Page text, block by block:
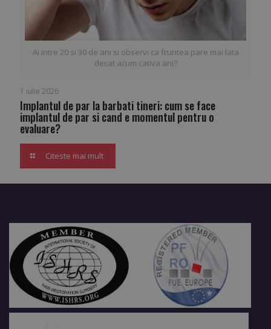
Ai intre 20 si 30 de ani si observi ca fruntea pare mai lata
decat acum cativa ani?
1 iulie 2026
Implantul de par la barbati tineri: cum se face
implantul de par si cand e momentul pentru o
evaluare?
Citeste mai mult